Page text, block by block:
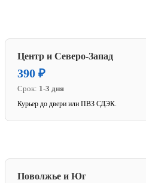
Центр и Северо-Запад
390 ₽
Срок: 1-3 дня
Курьер до двери или ПВЗ СДЭК.
Поволжье и Юг